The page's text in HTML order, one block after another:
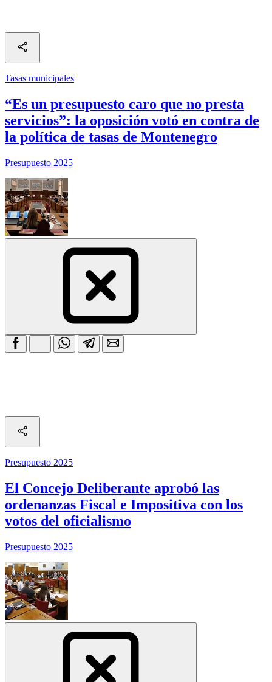
Tasas municipales
“Es un presupuesto caro que no presta
servicios”: la oposición votó en contra de
la política de tasas de Montenegro
Presupuesto 2025
Presupuesto 2025
El Concejo Deliberante aprobó las
ordenanzas Fiscal e Impositiva con los
votos del oficialismo
Presupuesto 2025